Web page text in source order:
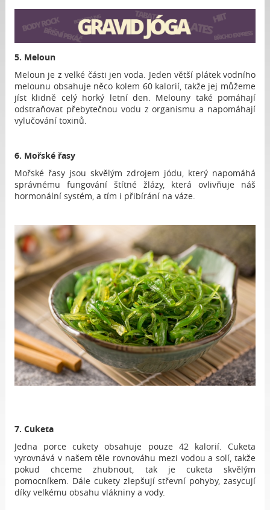
5. Meloun
Meloun je z velké části jen voda. Jeden větší plátek vodního
melounu obsahuje něco kolem 60 kalorií, takže jej můžeme
jíst klidně celý horký letní den. Melouny také pomáhají
odstraňovat přebytečnou vodu z organismu a napomáhají
vylučování toxinů.
6. Mořské řasy
Mořské řasy jsou skvělým zdrojem jódu, který napomáhá
správnému fungování štítné žlázy, která ovlivňuje náš
hormonální systém, a tím i přibírání na váze.
7. Cuketa
Jedna porce cukety obsahuje pouze 42 kalorií. Cuketa
vyrovnává v našem těle rovnováhu mezi vodou a solí, takže
pokud chceme zhubnout, tak je cuketa skvělým
pomocníkem. Dále cukety zlepšují střevní pohyby, zasycují
díky velkému obsahu vlákniny a vody.